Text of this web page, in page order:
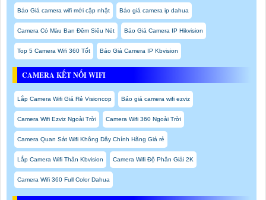
Báo Giá camera wifi mới cập nhật Báo giá camera ip dahua
Camera Có Màu Ban Đêm Siêu Nét Báo Giá Camera IP Hikvision
Top 5 Camera Wifi 360 Tốt Báo Giá Camera IP Kbvision
CAMERA KẾT NỐI WIFI
Lắp Camera Wifi Giá Rẻ Visioncop Báo giá camera wifi ezviz
Camera Wifi Ezviz Ngoài Trời Camera Wifi 360 Ngoài Trời
Camera Quan Sát Wifi Không Dây Chính Hãng Giá rẻ
Lắp Camera Wifi Thân Kbvision Camera Wifi Độ Phân Giải 2K
Camera Wifi 360 Full Color Dahua